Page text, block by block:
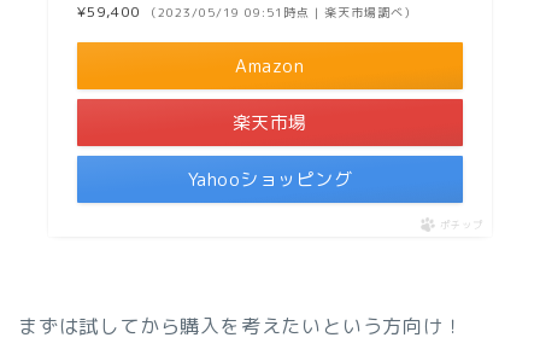
¥59,400
（2023/05/19 09:51時点 | 楽天市場調べ）
Amazon
楽天市場
Yahooショッピング
ポチップ
まずは試してから購入を考えたいという方向け！